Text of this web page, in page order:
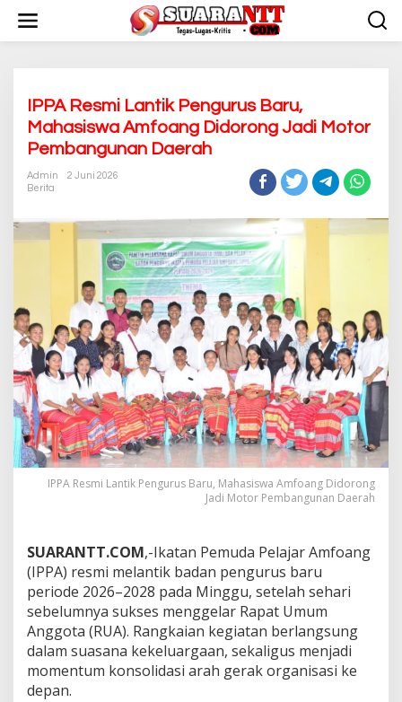
w
IPPA Resmi Lantik Pengurus Baru,
Mahasiswa Amfoang Didorong Jadi Motor
Pembangunan Daerah
Admin
2 Juni 2026
Berita
IPPA Resmi Lantik Pengurus Baru, Mahasiswa Amfoang Didorong
Jadi Motor Pembangunan Daerah
SUARANTT.COM,-Ikatan Pemuda Pelajar Amfoang
(IPPA) resmi melantik badan pengurus baru
periode 2026–2028 pada Minggu, setelah sehari
sebelumnya sukses menggelar Rapat Umum
Anggota (RUA). Rangkaian kegiatan berlangsung
dalam suasana kekeluargaan, sekaligus menjadi
momentum konsolidasi arah gerak organisasi ke
depan.